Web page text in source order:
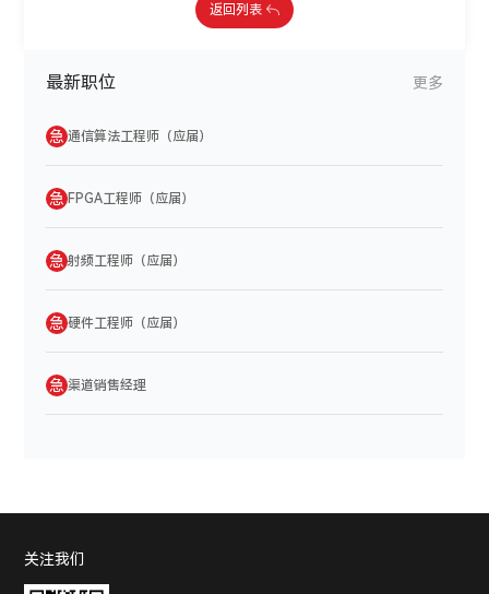
返回列表
最新职位 更多
急 通信算法工程师（应届）
急 FPGA工程师（应届）
急 射频工程师（应届）
急 硬件工程师（应届）
急 渠道销售经理
关注我们